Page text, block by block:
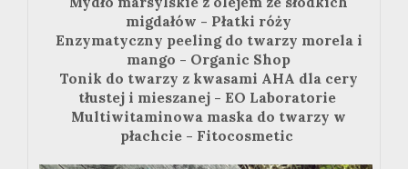
migdałów - Płatki róży
Enzymatyczny peeling do twarzy morela i
mango - Organic Shop
Tonik do twarzy z kwasami AHA dla cery
tłustej i mieszanej - EO Laboratorie
Multiwitaminowa maska do twarzy w
płachcie - Fitocosmetic